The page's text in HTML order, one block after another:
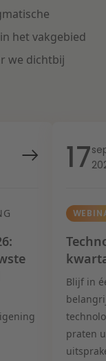
het vakgebied
we dichtbij
17
Blijf in
praten